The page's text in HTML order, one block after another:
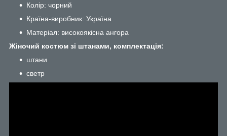
Колір: чорний
Країна-виробник: Україна
Матеріал: високоякісна ангора
Жіночий костюм зі штанами, комплектація:
штани
светр